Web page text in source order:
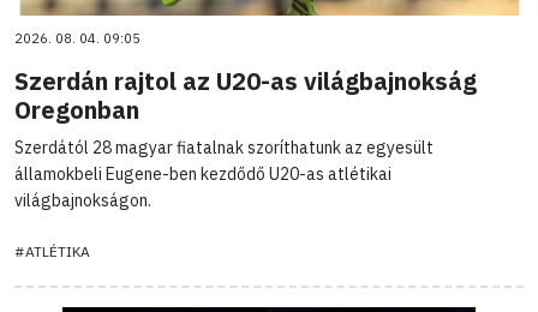
2026. 08. 04. 09:05
Szerdán rajtol az U20-as világbajnokság
Oregonban
Szerdától 28 magyar fiatalnak szoríthatunk az egyesült
államokbeli Eugene-ben kezdődő U20-as atlétikai
világbajnokságon.
#ATLÉTIKA